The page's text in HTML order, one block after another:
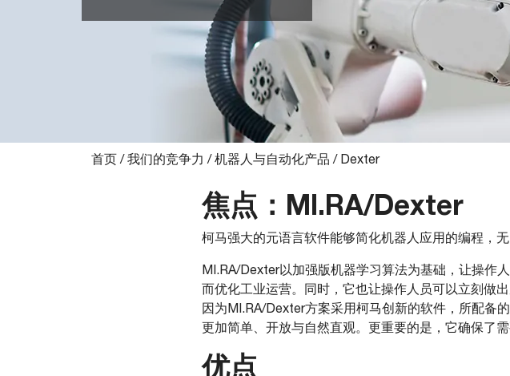
首页 /我们的竞争力 /机器人与自动化产品 / Dexter
焦点：MI.RA/Dexter
柯马强大的元语言软件能够简化机器人应用的编程，
MI.RA/Dexter以加强版机器学习算法为基础，让操作
而优化工业运营。同时，它也让操作人员可以立刻做
因为MI.RA/Dexter方案采用柯马创新的软件，所配备
更加简单、开放与自然直观。更重要的是，它确保了
优点